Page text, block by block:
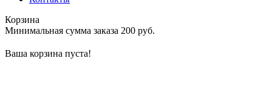
Корзина
Минимальная сумма заказа 200 руб.
Ваша корзина пуста!